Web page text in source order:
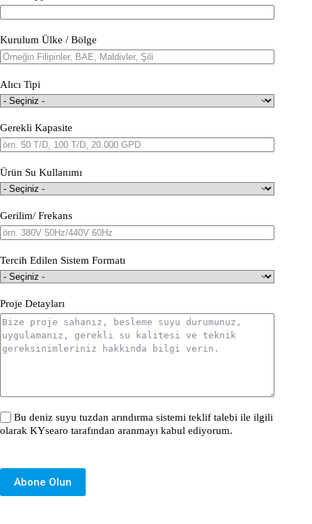
Kurulum Ülke / Bölge
Alıcı Tipi
Gerekli Kapasite
Ürün Su Kullanımı
Gerilim/ Frekans
Tercih Edilen Sistem Formatı
Proje Detayları
Bu deniz suyu tuzdan arındırma sistemi teklif talebi ile ilgili
olarak KYsearo tarafından aranmayı kabul ediyorum.
Abone Olun